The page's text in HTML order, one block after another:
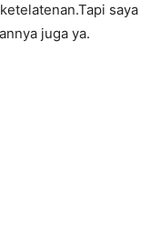
saya
juga ya.